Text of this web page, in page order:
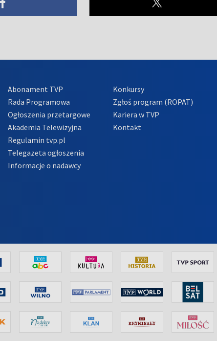
Abonament TVP
Rada Programowa
Ogłoszenia przetargowe
Akademia Telewizyjna
Regulamin tvp.pl
Telegazeta ogłoszenia
Informacje o nadawcy
Konkursy
Zgłoś program (ROPAT)
Kariera w TVP
Kontakt